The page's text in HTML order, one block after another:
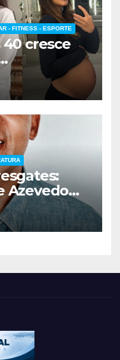
- FITNESS - ESPORTE
40 cresce
médico
Azevedo
a
dos